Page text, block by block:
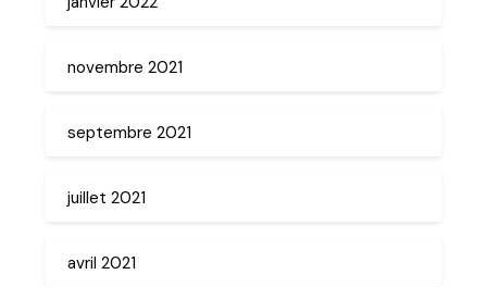
novembre 2021
septembre 2021
juillet 2021
avril 2021